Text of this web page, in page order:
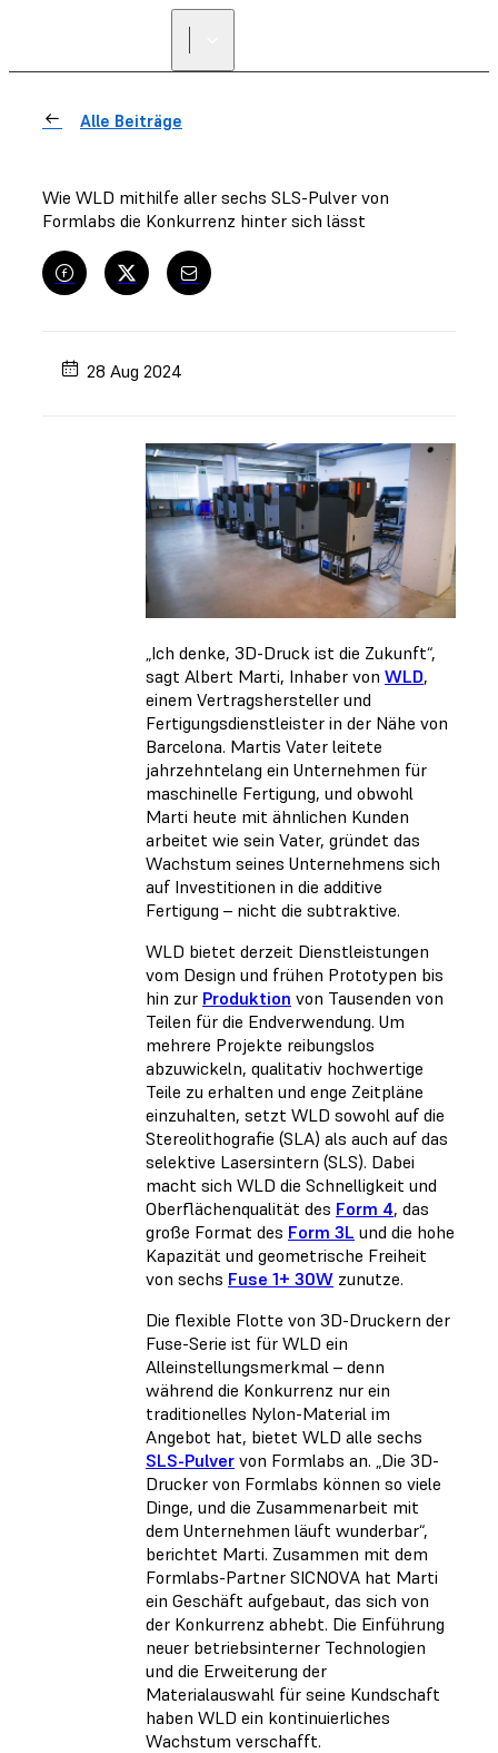
Alle Beiträge
Wie WLD mithilfe aller sechs SLS-Pulver von
Formlabs die Konkurrenz hinter sich lässt
28 Aug 2024
„Ich denke, 3D-Druck ist die Zukunft“,
sagt Albert Marti, Inhaber von WLD,
einem Vertragshersteller und
Fertigungsdienstleister in der Nähe von
Barcelona. Martis Vater leitete
jahrzehntelang ein Unternehmen für
maschinelle Fertigung, und obwohl
Marti heute mit ähnlichen Kunden
arbeitet wie sein Vater, gründet das
Wachstum seines Unternehmens sich
auf Investitionen in die additive
Fertigung – nicht die subtraktive.
WLD bietet derzeit Dienstleistungen
vom Design und frühen Prototypen bis
hin zur Produktion von Tausenden von
Teilen für die Endverwendung. Um
mehrere Projekte reibungslos
abzuwickeln, qualitativ hochwertige
Teile zu erhalten und enge Zeitpläne
einzuhalten, setzt WLD sowohl auf die
Stereolithografie (SLA) als auch auf das
selektive Lasersintern (SLS). Dabei
macht sich WLD die Schnelligkeit und
Oberflächenqualität des Form 4, das
große Format des Form 3L und die hohe
Kapazität und geometrische Freiheit
von sechs Fuse 1+ 30W zunutze.
Die flexible Flotte von 3D-Druckern der
Fuse-Serie ist für WLD ein
Alleinstellungsmerkmal – denn
während die Konkurrenz nur ein
traditionelles Nylon-Material im
Angebot hat, bietet WLD alle sechs
SLS-Pulver von Formlabs an. „Die 3D-
Drucker von Formlabs können so viele
Dinge, und die Zusammenarbeit mit
dem Unternehmen läuft wunderbar“,
berichtet Marti. Zusammen mit dem
Formlabs-Partner SICNOVA hat Marti
ein Geschäft aufgebaut, das sich von
der Konkurrenz abhebt. Die Einführung
neuer betriebsinterner Technologien
und die Erweiterung der
Materialauswahl für seine Kundschaft
haben WLD ein kontinuierliches
Wachstum verschafft.